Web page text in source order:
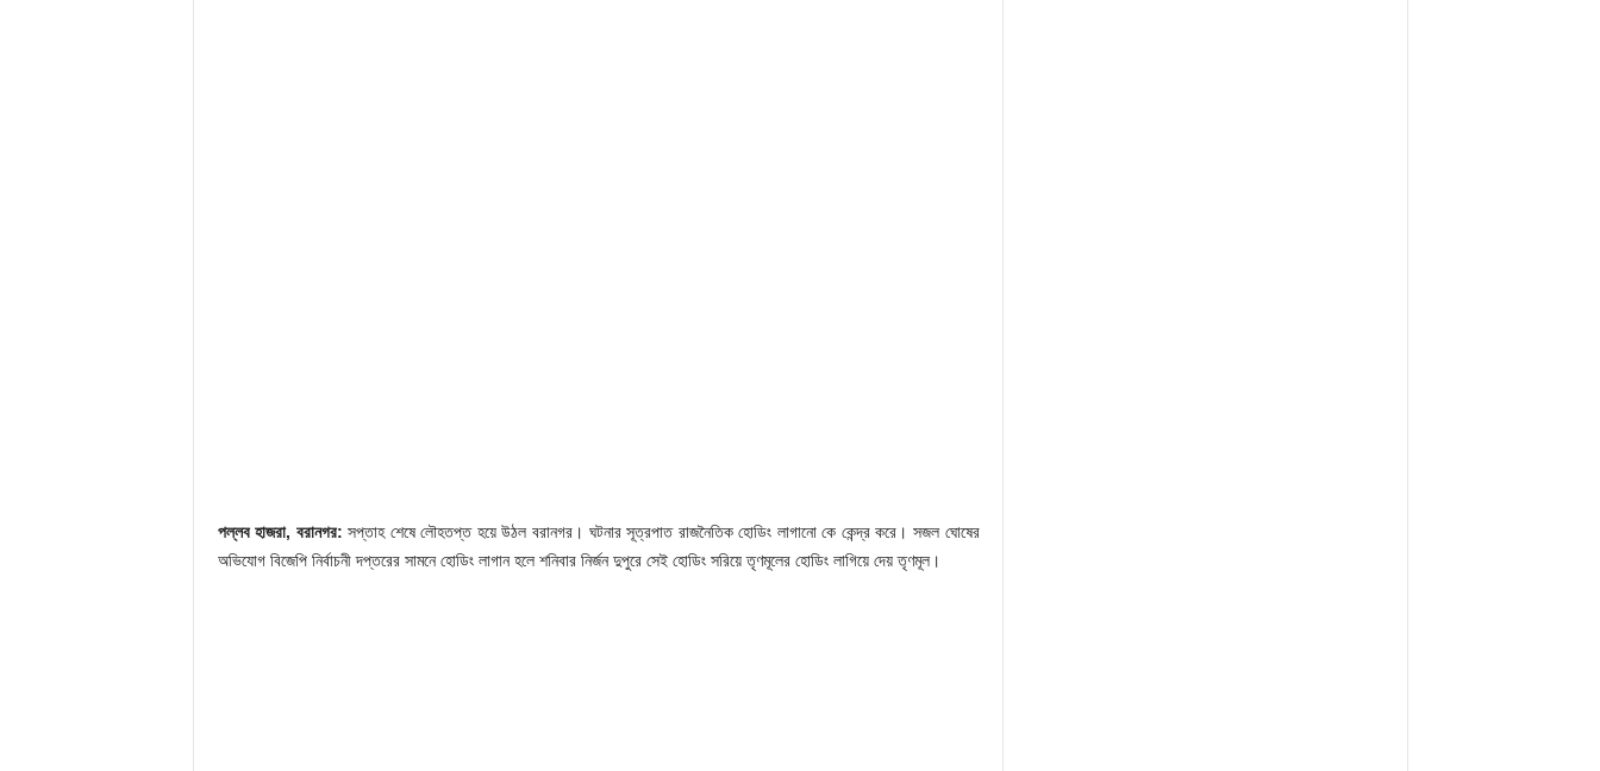
পল্লব হাজরা, বরানগর: সপ্তাহ শেষে লৌহতপ্ত হয়ে উঠল বরানগর। ঘটনার সূত্রপাত রাজনৈতিক হোডিং লাগানো কে কেন্দ্র করে। সজল ঘোষের
অভিযোগ বিজেপি নির্বাচনী দপ্তরের সামনে হোডিং লাগান হলে শনিবার নির্জন দুপুরে সেই হোডিং সরিয়ে তৃণমূলের হোডিং লাগিয়ে দেয় তৃণমূল।